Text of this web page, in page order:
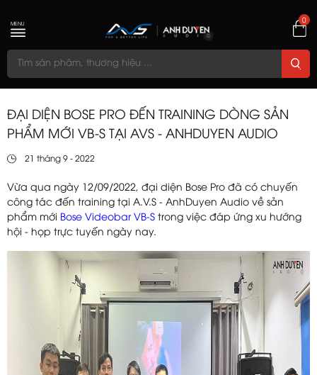
0
MENU
ĐẠI DIỆN BOSE PRO ĐẾN TRAINING DÒNG SẢN
PHẨM MỚI VB-S TẠI AVS - ANHDUYEN AUDIO
21 tháng 9 - 2022
Vừa qua ngày 12/09/2022, đại diện Bose Pro đã có chuyến
công tác đến training tại A.V.S - AnhDuyen Audio về sản
phẩm mới Bose Videobar VB-S trong việc đáp ứng xu hướng
hội - họp trực tuyến ngày nay.